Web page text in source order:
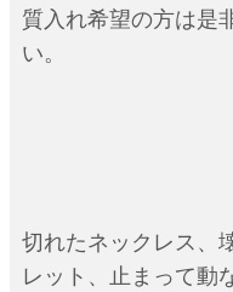
質入れ希望の方は是
い。
切れたネックレス、
レット、止まって動